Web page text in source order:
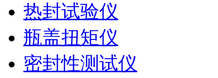
热封试验仪
瓶盖扭矩仪
密封性测试仪